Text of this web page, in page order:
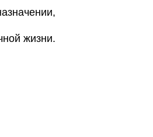
жизни.